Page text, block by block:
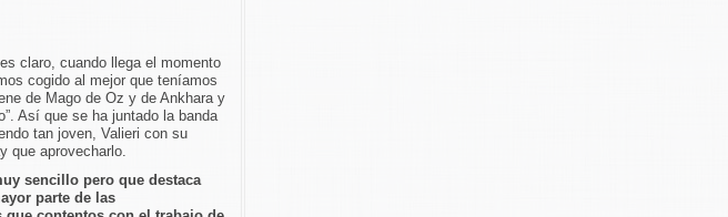
claro, cuando llega el momento
cogido al mejor que teníamos
de Mago de Oz y de Ankhara y
Así que se ha juntado la banda
tan joven, Valieri con su
que aprovecharlo.
sencillo pero que destaca
parte de las